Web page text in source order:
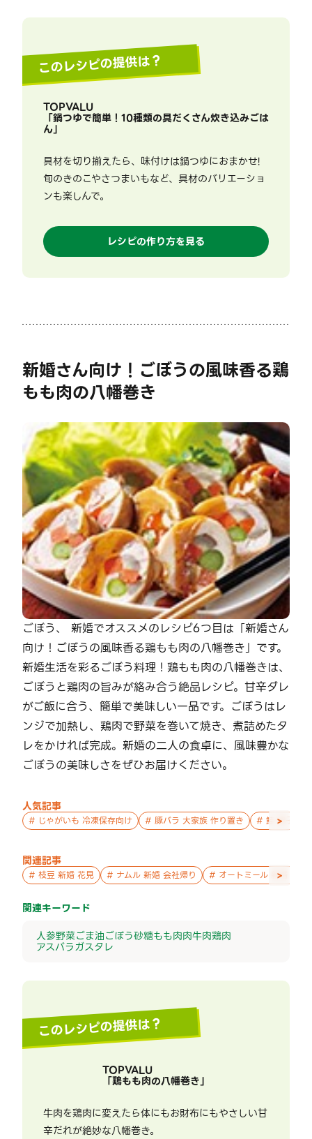
このレシピの提供は？
TOPVALU
「鍋つゆで簡単！10種類の具だくさん炊き込みごは
ん」
具材を切り揃えたら、味付けは鍋つゆにおまかせ!
旬のきのこやさつまいもなど、具材のバリエーショ
ンも楽しんで。
レシピの作り方を見る
新婚さん向け！ごぼうの風味香る鶏
もも肉の八幡巻き
ごぼう、 新婚でオススメのレシピ6つ目は「新婚さん
向け！ごぼうの風味香る鶏もも肉の八幡巻き」です。
新婚生活を彩るごぼう料理！鶏もも肉の八幡巻きは、
ごぼうと鶏肉の旨みが絡み合う絶品レシピ。甘辛ダレ
がご飯に合う、簡単で美味しい一品です。ごぼうはレ
ンジで加熱し、鶏肉で野菜を巻いて焼き、煮詰めたタ
レをかければ完成。新婚の二人の食卓に、風味豊かな
ごぼうの美味しさをぜひお届けください。
人気記事
# じゃがいも 冷凍保存向け # 豚バラ 大家族 作り置き # 鮭 親子 作
>
関連記事
# 枝豆 新婚 花見 # ナムル 新婚 会社帰り # オートミール 新婚 パー
>
関連キーワード
人参野菜ごま油ごぼう砂糖もも肉肉牛肉鶏肉
アスパラガスタレ
このレシピの提供は？
TOPVALU
「鶏もも肉の八幡巻き」
牛肉を鶏肉に変えたら体にもお財布にもやさしい甘
辛だれが絶妙な八幡巻き。